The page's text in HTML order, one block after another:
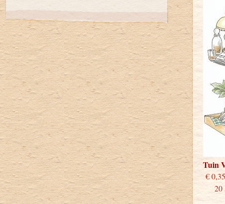
Tuin
20